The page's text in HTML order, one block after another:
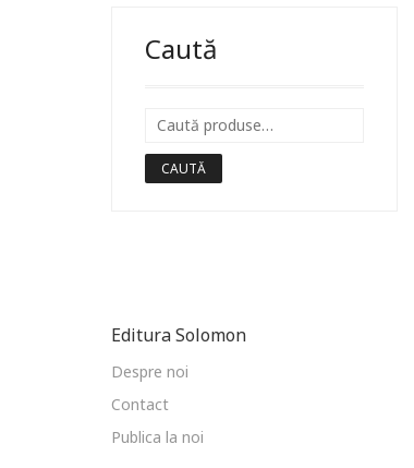
Caută
CAUTĂ
Editura Solomon
Despre noi
Contact
Publica la noi